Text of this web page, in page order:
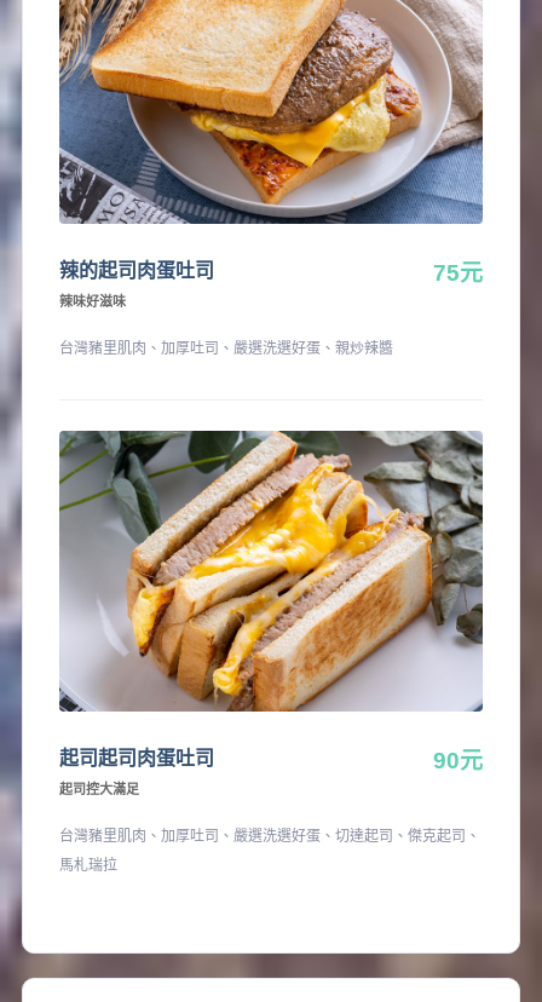
75元
辣的起司肉蛋吐司
辣味好滋味
台灣豬里肌肉、加厚吐司、嚴選洗選好蛋、親炒辣醬
90元
起司起司肉蛋吐司
起司控大滿足
台灣豬里肌肉、加厚吐司、嚴選洗選好蛋、切達起司、傑克起司、
馬札瑞拉